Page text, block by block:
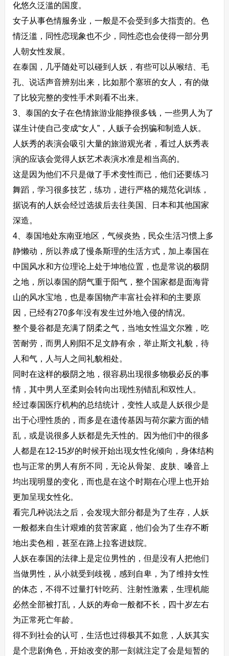
化悠久泛滥的国度。
女子从事色情服务业，一般是不会受到多大指责的。色
情泛滥，同性恋现象也不少，同性恋也会使得一部分男
人朝女性发展。
在泰国，几乎随处可以碰到人妖，有些可以从喉结、毛
孔、说话声音辨别出来，比如那个塞班的女人，有的做
了比较完整的变性手术则看不出来。
3、泰国的女子在色情旅游业能挣很多钱，一些男人为了
谋生计使自己变成“女人”，人贩子会拐骗和制造人妖。
人妖秀的表演会吸引大量的旅游观光者，看过人妖秀表
演的应该会觉得人妖艺术表演水准是相当高的。
这是因为他们不只是做了手术变性而已，他们还要练习
舞蹈，学习很多技艺，练功，进行严格的规范化训练，
据说有的人妖会经过选拔后去往美国、日本和其他国家
深造。
4、泰国地处东南亚地区，气候炎热，民众生活习惯上多
静懒动，所以养成了慢条斯理的生活方式，加上泰国在
中国风水和方位理论上处于坤地位置，也是常说的极阴
之地，所以泰国的阴气重于阳气，整个国家都是面海背
山的风水宝地，也是泰国物产丰富社会祥和的主要原
因，已经有270多年没有发生过外地入侵的情况。
整个曼谷都是充满了阴柔之气，当地女性温文尔雅，吃
苦耐劳，而男人刚阳不足文静有余，举止斯文礼貌，待
人和气，人与人之间礼貌相处。
同时在这样的极阴之地，很容易出现很多物极必反的事
情，其中男人至柔则会转向出现性别错乱和双性人。
经过泰国医疗机构的总结统计，变性人或是人妖很少是
出于心理性质的，而多是在遗传基因与荷尔蒙方面的错
乱，或是说很多人妖都是先天性的。因为他们中的很多
人都是在12-15岁的时候开始出现女性化倾向，身体结构
也与正常的男人有所不同，无论从骨架、皮肤、嗓音上
均出现明显的变化，而也是在这个时期在心理上也开始
更加呈现女性化。
看‬完几种说法之后，会发现大部分都是为了生存，人妖
一般都来自生计艰难的贫苦家庭，他们会为了生存不断
地出卖色相，甚至在路上拉客进妓院。
人妖在泰国的法律上是定位男性的，但是没有人把他们
当做男性，从小就受到歧视，感到自卑，为了维持女性
的体态，不得不过量打针吃药、注射性激素，生理机能
必然全部被打乱，人妖的寿命一般都不长，四十岁左右
为正常死亡年龄。
得不到社会的认可，生活也过得极其不如意，人妖其实
是个悲剧角色，开始改变的那一刻就注定了会是短暂的